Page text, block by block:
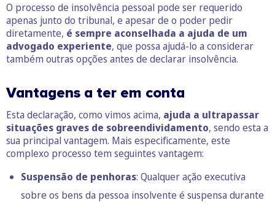
O processo de insolvência pessoal pode ser requerido
apenas junto do tribunal, e apesar de o poder pedir
diretamente, é sempre aconselhada a ajuda de um
advogado experiente, que possa ajudá-lo a considerar
também outras opções antes de declarar insolvência.
Vantagens a ter em conta
Esta declaração, como vimos acima, ajuda a ultrapassar
situações graves de sobreendividamento, sendo esta a
sua principal vantagem. Mais especificamente, este
complexo processo tem seguintes vantagem:
Suspensão de penhoras: Qualquer ação executiva
sobre os bens da pessoa insolvente é suspensa durante